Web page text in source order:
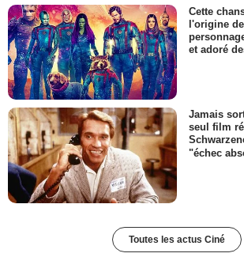
Cette
l'origine
et adoré
Jamais
seul film
"échec
Toutes les actus Ciné